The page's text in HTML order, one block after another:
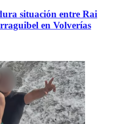
situación entre Rai
en Volverías